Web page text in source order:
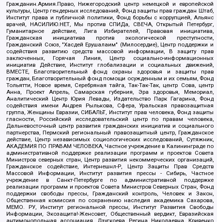
Гражданин.Армия.Право, Нижегородский центр немецкой и европейской
культуры, Центр гендерных исследований, Фонд защиты прав граждан Штаб,
Институт права и публичной политики, Фонд борьбы с коррупцией, Альянс
врачей, НАСИЛИЮ.НЕТ, Мы против СПИДа, СВЕЧА, Открытый Петербург,
Гуманитарное действие, Лига Избирателей, Правовая инициатива,
Гражданская инициатива против экологической преступности,
Гражданский Союз, "Хасдей Ерушалаим" (Милосердие), Центр поддержки и
содействия развитию средств массовой информации, В защиту прав
заключенных, Горячая Линия, Центр социально-информационных
инициатив Действие, Институт глобализации и социальных движений,
ВМЕСТЕ, Благотворительный фонд охраны здоровья и защиты прав
граждан, Благотворительный фонд помощи осужденным и их семьям, Фонд
Тольятти, Новое время, Серебряная тайга, Так-Так-Так, центр Сова, центр
Анна, Проект Апрель, Самарская губерния, Эра здоровья, Мемориал,
Аналитический Центр Юрия Левады, Издательство Парк Гагарина, Фонд
содействия имени Андрея Рылькова, Сфера, Уральская правозащитная
группа, Женщины Евразии, СИБАЛЬТ, Институт прав человека, Фонд защиты
гласности, Российский исследовательский центр по правам человека,
Дальневосточный центр развития гражданских инициатив и социального
партнерства, Пермский региональный правозащитный центр, Гражданское
действие, Центр независимых социологических исследований, Сутяжник,
АКАДЕМИЯ ПО ПРАВАМ ЧЕЛОВЕКА, Частное учреждение в Калининграде по
административной поддержке реализации программ и проектов Совета
Министров северных стран, Центр развития некоммерческих организаций,
Гражданское содействие, Интернешнл-Р, Центр Защиты Прав Средств
Массовой Информации, Институт развития прессы - Сибирь, Частное
учреждение в Санкт-Петербурге по административной поддержке
реализации программ и проектов Совета Министров Северных Стран, Фонд
поддержки свободы прессы, Гражданский контроль, Человек и Закон,
Общественная комиссия по сохранению наследия академика Сахарова,
МЕМО. РУ, Институт региональной прессы, Институт Развития Свободы
Информации, Экозащита!-Женсовет, Общественный вердикт, Евразийская